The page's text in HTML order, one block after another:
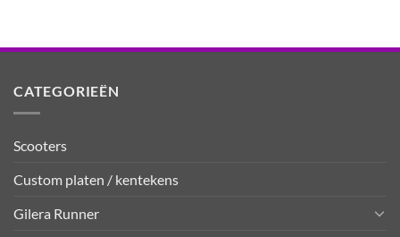
CATEGORIEËN
Scooters
Custom platen / kentekens
Gilera Runner